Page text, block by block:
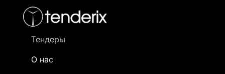
Тендеры
О нас
- активный лот
- сохраненный лот (не опубликован)